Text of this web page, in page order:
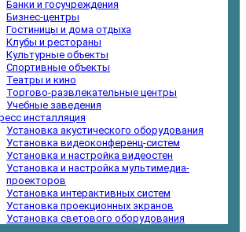
Банки и госучреждения
Бизнес-центры
Гостиницы и дома отдыха
Клубы и рестораны
Культурные объекты
Спортивные объекты
Театры и кино
Торгово-развлекательные центры
Учебные заведения
инсталляция
Установка акустического оборудования
Установка видеоконференц-систем
Установка и настройка видеостен
Установка и настройка мультимедиа-
проекторов
Установка интерактивных систем
Установка проекционных экранов
Установка светового оборудования